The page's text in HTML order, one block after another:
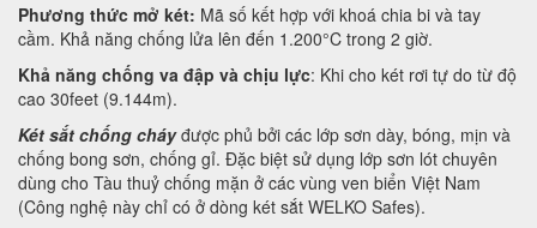
Phương thức mở két: Mã số kết hợp với khoá chia bi và tay
cầm. Khả năng chống lửa lên đến 1.200°C trong 2 giờ.
Khả năng chống va đập và chịu lực: Khi cho két rơi tự do từ độ
cao 30feet (9.144m).
Két sắt chống cháyđược phủ bởi các lớp sơn dày, bóng, mịn và
chống bong sơn, chống gỉ. Đặc biệt sử dụng lớp sơn lót chuyên
dùng cho Tàu thuỷ chống mặn ở các vùng ven biển Việt Nam
(Công nghệ này chỉ có ở dòng két sắt WELKO Safes).